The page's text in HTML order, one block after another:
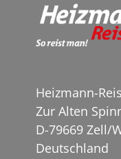
Heizmann-
Zur Alten
D-79669 Zell/
Deutschland